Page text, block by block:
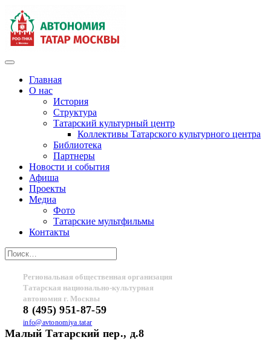
Главная
О нас
История
Структура
Татарский культурный центр
Коллективы Татарского культурного центра
Библиотека
Партнеры
Новости и события
Афиша
Проекты
Медиа
Фото
Татарские мультфильмы
Контакты
Региональная общественная организация
Татарская национально-культурная
автономия г. Москвы
8 (495) 951-87-59
info@avtonomiya.tatar
Малый Татарский пер., д.8